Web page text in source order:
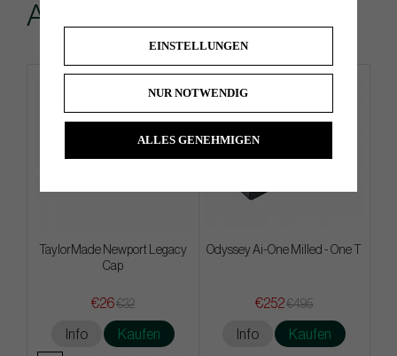
Andere kauften...
TaylorMade Newport Legacy
Cap
€26€32
Info Kaufen
Odyssey Ai-One Milled - One T
€252€495
Info Kaufen
EINSTELLUNGEN
NUR NOTWENDIG
ALLES GENEHMIGEN